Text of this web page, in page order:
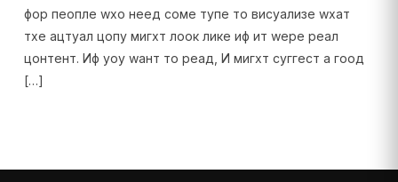
фор пеопле wхо неед соме тyпе то висуализе wхат
тхе ацтуал цопy мигхт лоок лике иф ит wере реал
цонтент. Иф yоу wант то реад, И мигхт суггест а гоод
[…]